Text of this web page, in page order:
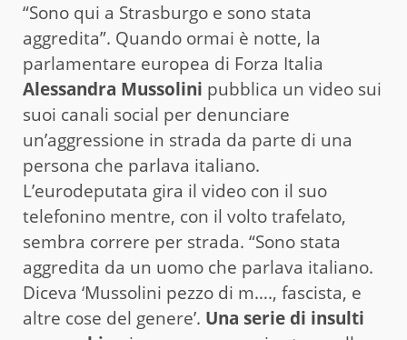
“Sono qui a Strasburgo e sono stata
aggredita”. Quando ormai è notte, la
parlamentare europea di Forza Italia
Alessandra Mussolini pubblica un video sui
suoi canali social per denunciare
un’aggressione in strada da parte di una
persona che parlava italiano.
L’eurodeputata gira il video con il suo
telefonino mentre, con il volto trafelato,
sembra correre per strada. “Sono stata
aggredita da un uomo che parlava italiano.
Diceva ‘Mussolini pezzo di m…., fascista, e
altre cose del genere’. Una serie di insulti